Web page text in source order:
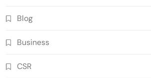
Blog
Business
CSR